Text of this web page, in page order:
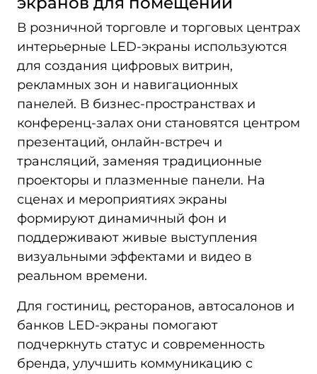
В розничной торговле и торговых центрах
интерьерные LED-экраны используются
для создания цифровых витрин,
рекламных зон и навигационных
панелей. В бизнес-пространствах и
конференц-залах они становятся центром
презентаций, онлайн-встреч и
трансляций, заменяя традиционные
проекторы и плазменные панели. На
сценах и мероприятиях экраны
формируют динамичный фон и
поддерживают живые выступления
визуальными эффектами и видео в
реальном времени.
Для гостиниц, ресторанов, автосалонов и
банков LED-экраны помогают
подчеркнуть статус и современность
бренда, улучшить коммуникацию с